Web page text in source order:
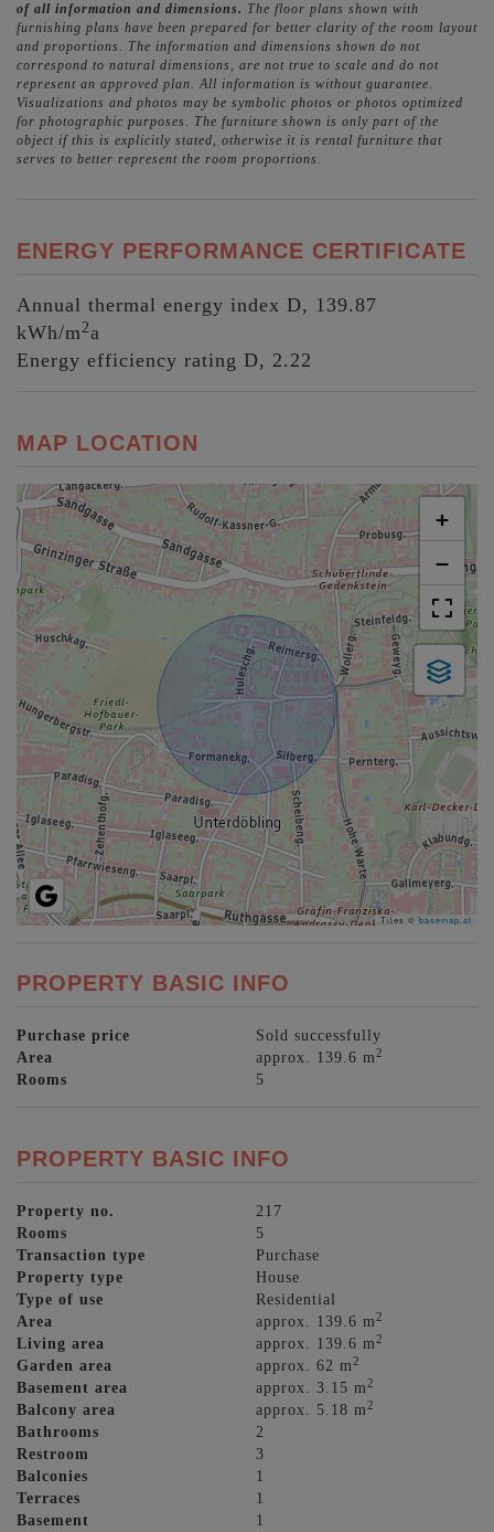
of all information and dimensions. The floor plans shown with
furnishing plans have been prepared for better clarity of the room layout
and proportions. The information and dimensions shown do not
correspond to natural dimensions, are not true to scale and do not
represent an approved plan. All information is without guarantee.
Visualizations and photos may be symbolic photos or photos optimized
for photographic purposes. The furniture shown is only part of the
object if this is explicitly stated, otherwise it is rental furniture that
serves to better represent the room proportions.
ENERGY PERFORMANCE CERTIFICATE
Annual thermal energy index D, 139.87
kWh/m2a
Energy efficiency rating D, 2.22
MAP LOCATION
+
−
Tiles © basemap.at
PROPERTY BASIC INFO
Purchase price
Sold successfully
Area
approx. 139.6 m2
Rooms 5
PROPERTY BASIC INFO
Property no.
217
Rooms
5
Transaction type
Purchase
Property type
House
Type of use
Residential
Area
approx. 139.6 m2
Living area approx. 139.6 m2
Garden area approx. 62 m2
Basement area approx. 3.15 m2
Balcony area approx. 5.18 m2
Bathrooms
2
Restroom
3
Balconies
1
Terraces
1
Basement
1